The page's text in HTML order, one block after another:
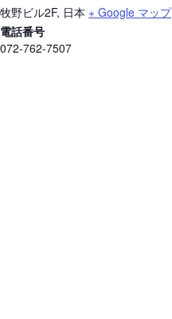
牧野ビル2F, 日本 + Google マップ
電話番号
072-762-7507